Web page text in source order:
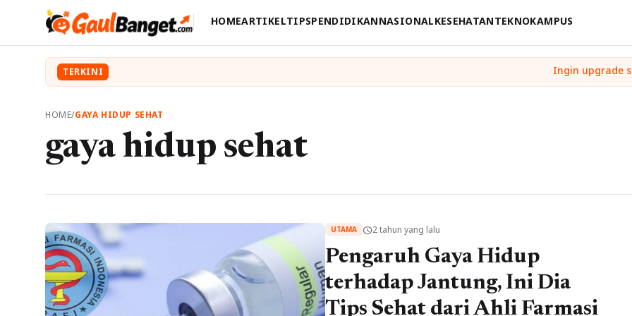
HOMEARTIKELTIPSPENDIDIKANNASIONALKESEHATANTEKNOKAMPUS
TERKINI
HOME/GAYA HIDUP SEHAT
gaya hidup sehat
UTAMA schedule2 tahun yang lalu
Pengaruh Gaya Hidup
terhadap Jantung, Ini Dia
Tips Sehat dari Ahli Farmasi